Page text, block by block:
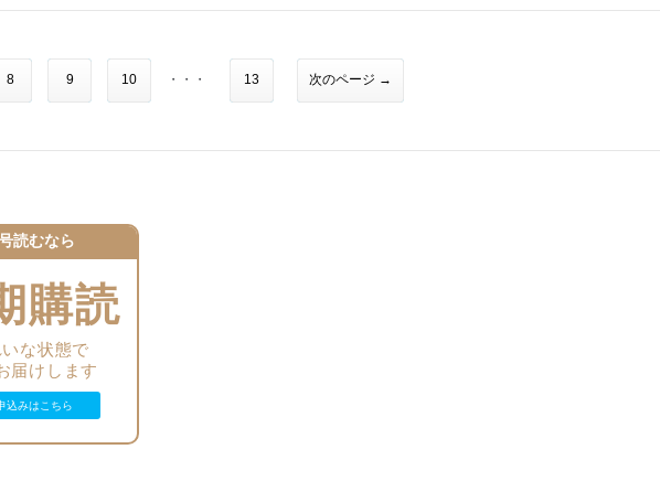
代理店情報 5件
FC情報 7件
百人百通りの起業ストーリー
セレクチュアー／太鼓センター／創企社／管理バンク／W2ソリュー
／ハングリード
ITビジネス NOW！
・スマフォ”アプリで世界を狙え
・クーポン共同購入サイトに勝機はあるのか
・facebookで広がるビジネスチャンス
8 9 10 ・・・ 13 次のページ →
読むなら
購読
いな状態で
届けします
込みはこちら